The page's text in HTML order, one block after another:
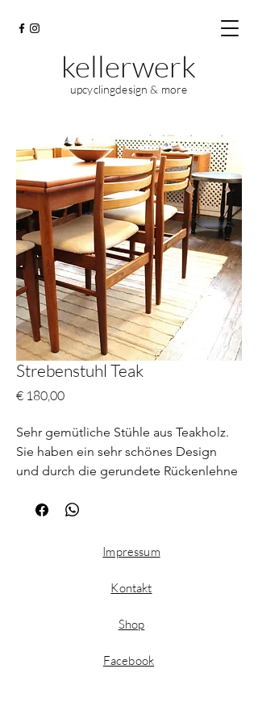
kellerwerk
upcyclingdesign & more
Strebenstuhl Teak
€ 180,00Preis
Sehr gemütliche Stühle aus Teakholz.
Sie haben ein sehr schönes Design
und durch die gerundete Rückenlehne
wurden in einem hellen, beigen Stoff
Impressum
Kontakt
Shop
Facebook